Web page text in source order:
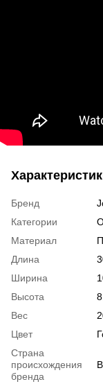
Бренд
Категории
Материал
Длина
Ширина
Высота
Вес
Цвет
Страна
происхождения
бренда